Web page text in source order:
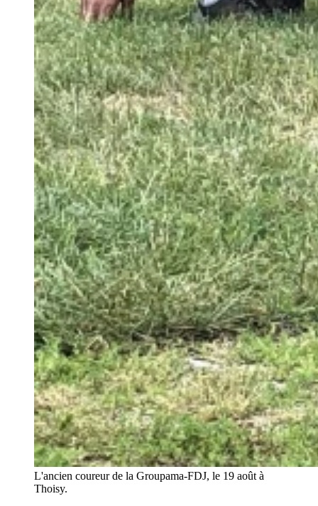
L'ancien coureur de la Groupama-FDJ, le 19 août à
Thoisy.